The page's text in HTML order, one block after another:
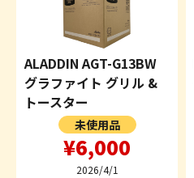
ALADDIN AGT-G13BW
グラファイト グリル &
トースター
未使用品
¥6,000
2026/4/1